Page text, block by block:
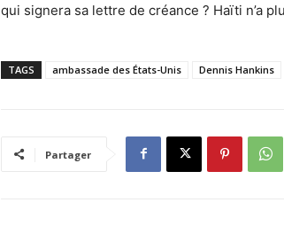
qui signera sa lettre de créance ? Haïti n’a
TAGS ambassade des États-Unis Dennis Hankins
Partager